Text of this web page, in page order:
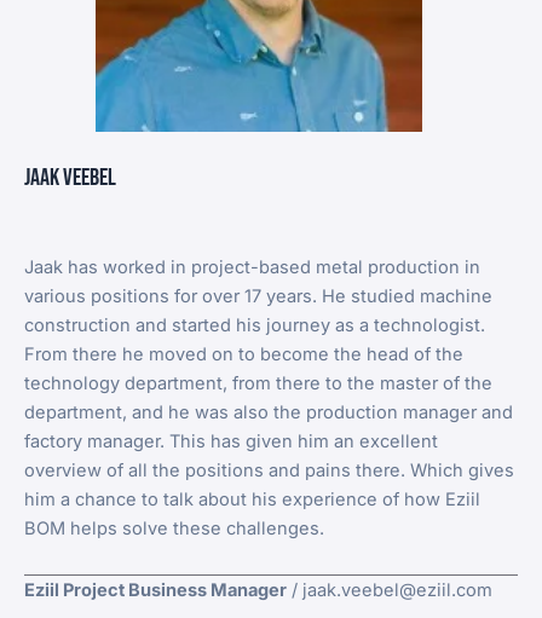
Jaak Veebel
Jaak has worked in project-based metal production in
various positions for over 17 years. He studied machine
construction and started his journey as a technologist.
From there he moved on to become the head of the
technology department, from there to the master of the
department, and he was also the production manager and
factory manager. This has given him an excellent
overview of all the positions and pains there. Which gives
him a chance to talk about his experience of how Eziil
BOM helps solve these challenges.
Eziil Project Business Manager / jaak.veebel@eziil.com